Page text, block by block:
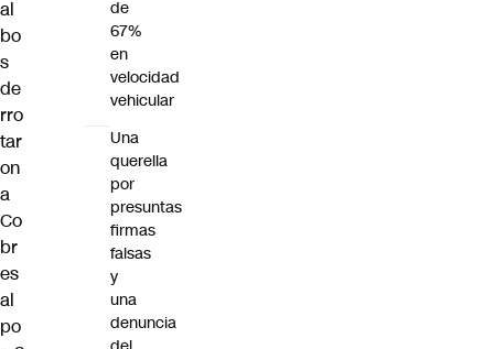
al
bo
s
de
rro
tar
on
a
Co
br
es
al
po
de
67%
en
velocidad
vehicular
Una
querella
por
presuntas
firmas
falsas
y
una
denuncia